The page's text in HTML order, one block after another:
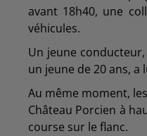
avant 18h40, une
véhicules.
Un jeune
un jeune de 20 ans,
Au même moment,
Château Porcien à
course sur le flanc.